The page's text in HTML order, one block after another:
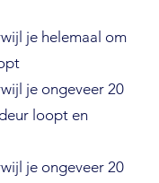
je helemaal om
je ongeveer 20
loopt en
je ongeveer 20